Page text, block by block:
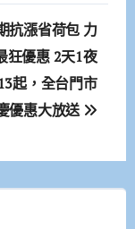
抗漲省荷包 力
狂優惠 2天1夜
起，全台門市
優惠大放送